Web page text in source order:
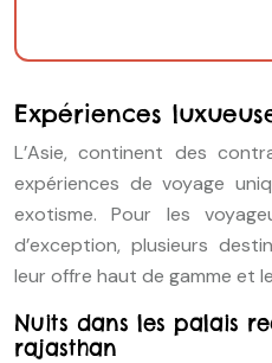
Expériences
L’Asie, continent des
expériences de voyage
exotisme. Pour les
d’exception, plusieurs
leur offre haut de gamme et
Nuits dans les palais
rajasthan